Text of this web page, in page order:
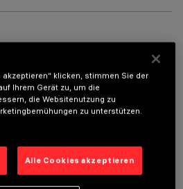
akzeptieren“ klicken, stimmen Sie der
Ihrem Gerät zu, um die
die Websitenutzung zu
zu unterstützen.
Alle Cookies akzeptieren